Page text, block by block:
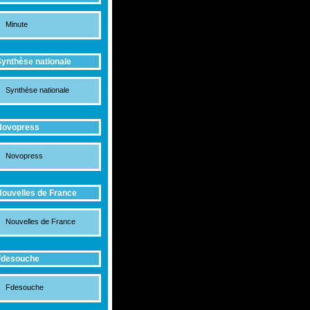
Minute
nationale
Synthèse nationale
Novopress
de France
Nouvelles de France
Fdesouche